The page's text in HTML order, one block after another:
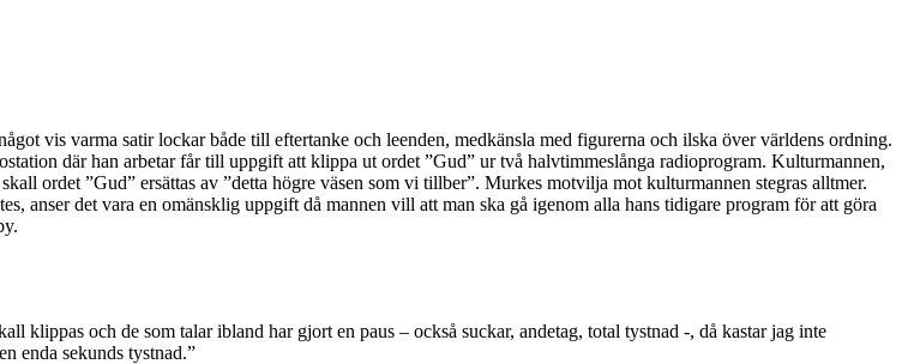
vis varma satir lockar både till eftertanke och leenden, medkänsla med figurerna och ilska över världens ordning.
där han arbetar får till uppgift att klippa ut ordet ”Gud” ur två halvtimmeslånga radioprogram. Kulturmannen,
ordet ”Gud” ersättas av ”detta högre väsen som vi tillber”. Murkes motvilja mot kulturmannen stegras alltmer.
det vara en omänsklig uppgift då mannen vill att man ska gå igenom alla hans tidigare program för att göra
klippas och de som talar ibland har gjort en paus – också suckar, andetag, total tystnad -, då kastar jag inte
enda sekunds tystnad.”